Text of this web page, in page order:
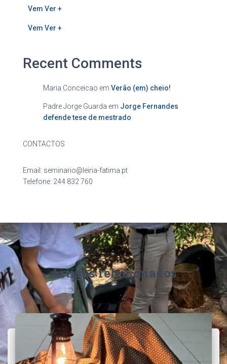
Vem Ver +
Vem Ver +
Recent Comments
Maria Conceicao em Verão (em) cheio!
Padre Jorge Guarda em Jorge Fernandes
defende tese de mestrado
CONTACTOS
Email: seminario@leiria-fatima.pt
Telefone: 244 832 760
Artigos relacionados